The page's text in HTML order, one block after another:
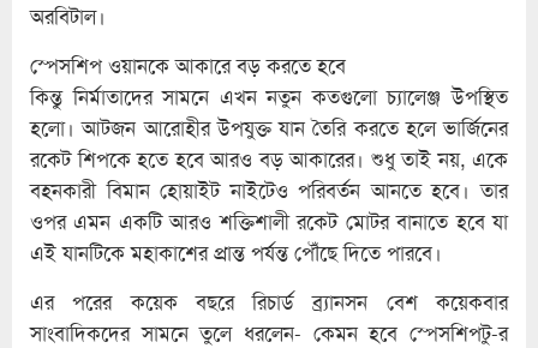
অরবিটাল।
স্পেসশিপ ওয়ানকে আকারে বড় করতে হবে
কিন্তু নির্মাতাদের সামনে এখন নতুন কতগুলো চ্যালেঞ্জ উপস্থিত
হলো। আটজন আরোহীর উপযুক্ত যান তৈরি করতে হলে ভার্জিনের
রকেট শিপকে হতে হবে আরও বড় আকারের। শুধু তাই নয়, একে
বহনকারী বিমান হোয়াইট নাইটেও পরিবর্তন আনতে হবে। তার
ওপর এমন একটি আরও শক্তিশালী রকেট মোটর বানাতে হবে যা
এই যানটিকে মহাকাশের প্রান্ত পর্যন্ত পৌঁছে দিতে পারবে।
এর পরের কয়েক বছরে রিচার্ড ব্র্যানসন বেশ কয়েকবার
সাংবাদিকদের সামনে তুলে ধরলেন- কেমন হবে স্পেসশিপটু-র